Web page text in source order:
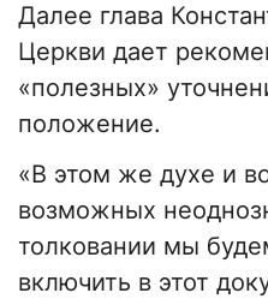
Далее глава
Церкви дает
«полезных»
положение.
«В этом же духе и
возможных
толковании мы
включить в этот